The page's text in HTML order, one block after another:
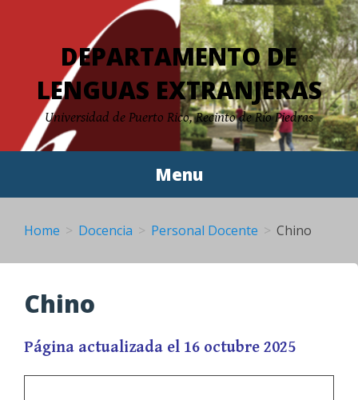
DEPARTAMENTO DE
LENGUAS EXTRANJERAS
Universidad de Puerto Rico, Recinto de Río Piedras
Menu
Home Docencia Personal Docente Chino
Chino
Página actualizada el 16 octubre 2025